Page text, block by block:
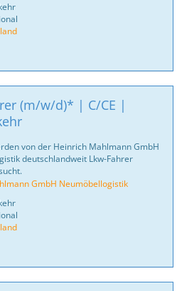
(m/w/d)* | C/CE |
von der Heinrich Mahlmann GmbH
deutschlandweit Lkw-Fahrer
GmbH Neumöbellogistik